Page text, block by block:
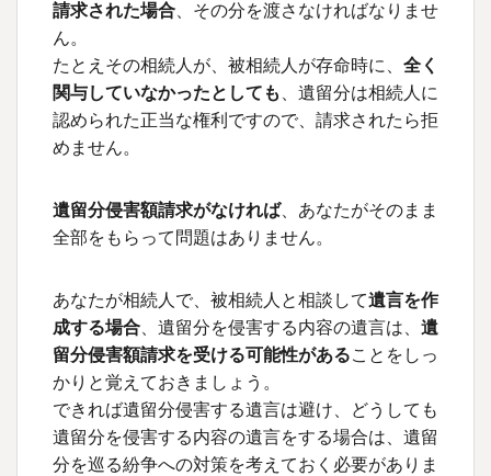
請求された場合 、その分を渡さなければなりませ
ん。
たとえその相続人が、被相続人が存命時に、 全く
関与していなかったとしても
、遺留分は相続人に
認められた正当な権利ですので、請求されたら拒
めません。
遺留分侵害額請求がなければ、あなたがそのまま
全部をもらって問題はありません。
あなたが相続人で、被相続人と相談して遺言を作
成する場合 、遺留分を侵害する内容の遺言は、 遺
留分侵害額請求を受ける可能性があることをしっ
かりと覚えておきましょう。
できれば遺留分侵害する遺言は避け、どうしても
遺留分を侵害する内容の遺言をする場合は、遺留
分を巡る紛争への対策を考えておく必要がありま